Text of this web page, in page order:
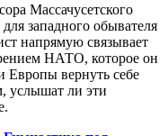
Массачусетского
западного обывателя
напрямую связывает
НАТО, которое он
вернуть себе
услышат ли эти